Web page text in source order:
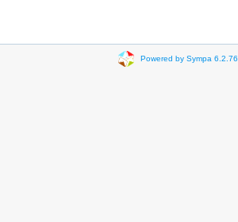
Powered by Sympa 6.2.76